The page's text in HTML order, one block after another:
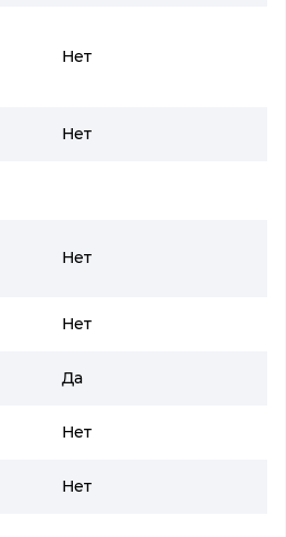
Нет
Нет
Нет
Нет
Да
Нет
Нет